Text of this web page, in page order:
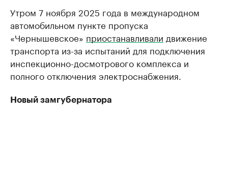
Утром 7 ноября 2025 года в международном
автомобильном пункте пропуска
«Чернышевское» приостанавливали движение
транспорта из-за испытаний для подключения
инспекционно-досмотрового комплекса и
полного отключения электроснабжения.
Новый замгубернатора